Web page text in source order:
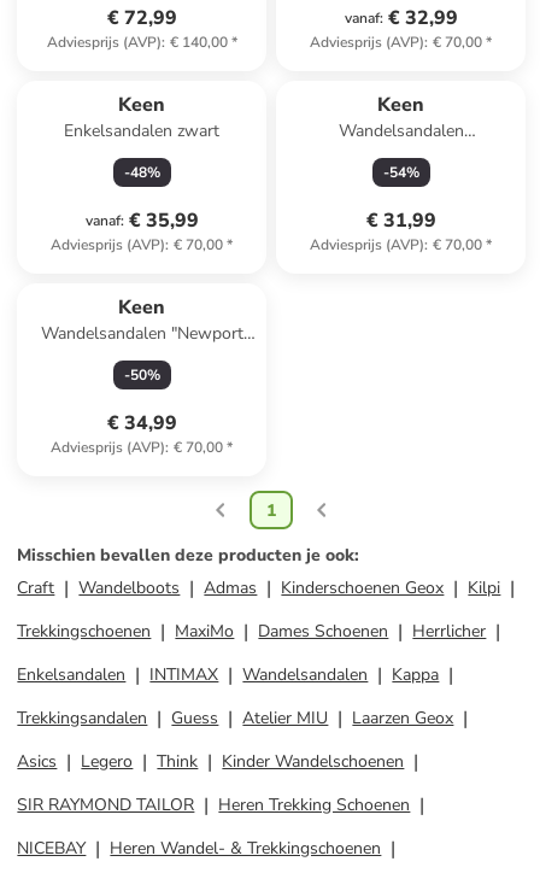
€ 72,99
Adviesprijs (AVP): € 140,00*
vanaf: € 32,99
Adviesprijs (AVP): € 70,00*
Keen
Enkelsandalen zwart
-48%
vanaf: € 35,99
Adviesprijs (AVP): € 70,00*
Keen
Wandelsandalen
antraciet/blauw
-54%
€ 31,99
Adviesprijs (AVP): € 70,00*
Keen
Wandelsandalen "Newport
H2" rood
-50%
€ 34,99
Adviesprijs (AVP): € 70,00*
1
Misschien bevallen deze producten je ook:
Craft
Wandelboots Admas Kinderschoenen Geox
Kilpi
Trekkingschoenen
MaxiMo Dames Schoenen
Herrlicher
Enkelsandalen
INTIMAX Wandelsandalen
Kappa
Trekkingsandalen
Guess Atelier MIU
Laarzen Geox
Asics
Legero Think
Kinder Wandelschoenen
SIR RAYMOND TAILOR
Heren Trekking Schoenen
NICEBAY
Heren Wandel- & Trekkingschoenen